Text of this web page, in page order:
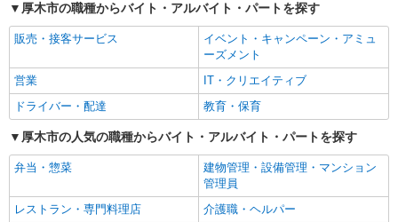
厚木市の職種からバイト・アルバイト・パートを探す
販売・接客サービス
イベント・キャンペーン・アミュ
ーズメント
営業
IT・クリエイティブ
ドライバー・配達
教育・保育
厚木市の人気の職種からバイト・アルバイト・パートを探す
弁当・惣菜
建物管理・設備管理・マンション
管理員
レストラン・専門料理店
介護職・ヘルパー